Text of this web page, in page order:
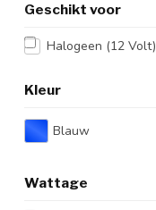
Geschikt voor
Halogeen (12 Volt)
Kleur
Blauw
Wattage